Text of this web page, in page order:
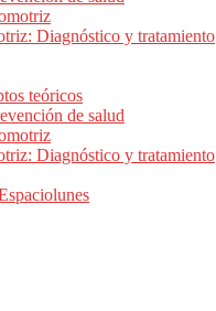
Diagnóstico y tratamiento
teóricos
de salud
Diagnóstico y tratamiento